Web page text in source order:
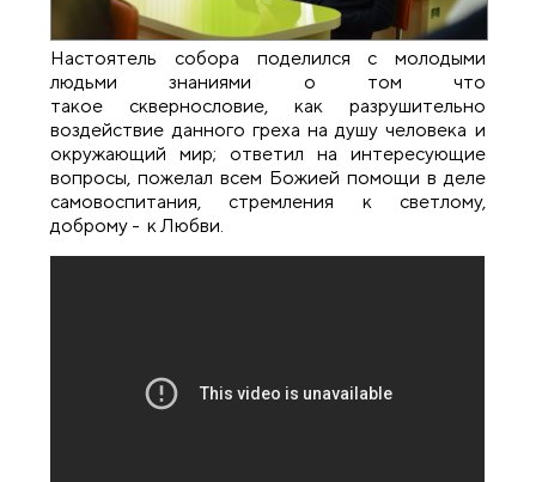
Настоятель собора поделился с молодыми
людьми знаниями о том что
такое сквернословие, как разрушительно
воздействие данного греха на душу человека и
окружающий мир; ответил на интересующие
вопросы, пожелал всем Божией помощи в деле
самовоспитания, стремления к светлому,
доброму - к Любви.